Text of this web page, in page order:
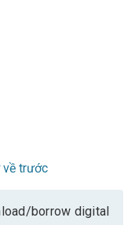
về trước
borrow digital